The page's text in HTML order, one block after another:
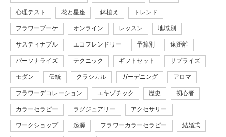
心理テスト 花と星座 鉢植え トレンド
フラワーブーケ オンライン レッスン 地域別
サスティナブル エコフレンドリー 予算別 遠距離
パーソナライズ テクニック ギフトセット サプライズ
モダン 伝統 クラシカル ガーデニング アロマ
フラワーデコレーション エキゾチック 歴史 初心者
カラーセラピー ラグジュアリー アクセサリー
ワークショップ 起源 フラワーカラーセラピー 結婚式